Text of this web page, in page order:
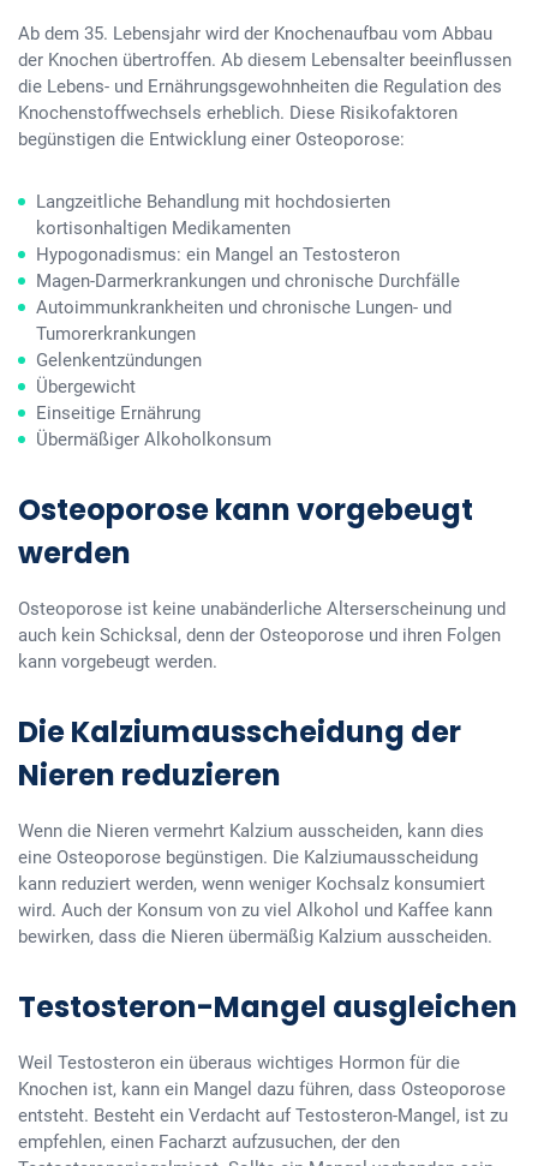
Ab dem 35. Lebensjahr wird der Knochenaufbau vom Abbau
der Knochen übertroffen. Ab diesem Lebensalter beeinflussen
die Lebens- und Ernährungsgewohnheiten die Regulation des
Knochenstoffwechsels erheblich. Diese Risikofaktoren
begünstigen die Entwicklung einer Osteoporose:
Langzeitliche Behandlung mit hochdosierten
kortisonhaltigen Medikamenten
Hypogonadismus: ein Mangel an Testosteron
Magen-Darmerkrankungen und chronische Durchfälle
Autoimmunkrankheiten und chronische Lungen- und
Tumorerkrankungen
Gelenkentzündungen
Übergewicht
Einseitige Ernährung
Übermäßiger Alkoholkonsum
Osteoporose kann vorgebeugt
werden
Osteoporose ist keine unabänderliche Alterserscheinung und
auch kein Schicksal, denn der Osteoporose und ihren Folgen
kann vorgebeugt werden.
Die Kalziumausscheidung der
Nieren reduzieren
Wenn die Nieren vermehrt Kalzium ausscheiden, kann dies
eine Osteoporose begünstigen. Die Kalziumausscheidung
kann reduziert werden, wenn weniger Kochsalz konsumiert
wird. Auch der Konsum von zu viel Alkohol und Kaffee kann
bewirken, dass die Nieren übermäßig Kalzium ausscheiden.
Testosteron-Mangel ausgleichen
Weil Testosteron ein überaus wichtiges Hormon für die
Knochen ist, kann ein Mangel dazu führen, dass Osteoporose
entsteht. Besteht ein Verdacht auf Testosteron-Mangel, ist zu
empfehlen, einen Facharzt aufzusuchen, der den